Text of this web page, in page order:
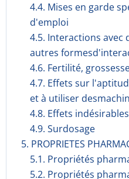
4.4. Mises en garde
d'emploi
4.5. Interactions
autres
4.6. Fertilité,
4.7. Effets sur
et à utiliser
4.8. Effets indésirables
4.9. Surdosage
5. PROPRIETES
5.1. Propriétés
5.2. Propriétés